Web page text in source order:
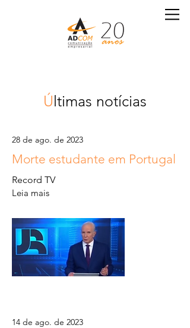
Últimas notícias
28 de ago. de 2023
Morte estudante em Portugal
Record TV
Leia mais
14 de ago. de 2023